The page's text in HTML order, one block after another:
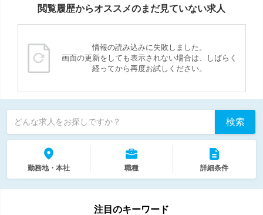
閲覧履歴からオススメのまだ見ていない求人
情報の読み込みに失敗しました。
画面の更新をしても表示されない場合は、しばらく
経ってから再度お試しください。
どんな求人をお探しですか？ 検索
勤務地・本社 職種 詳細条件
注目のキーワード